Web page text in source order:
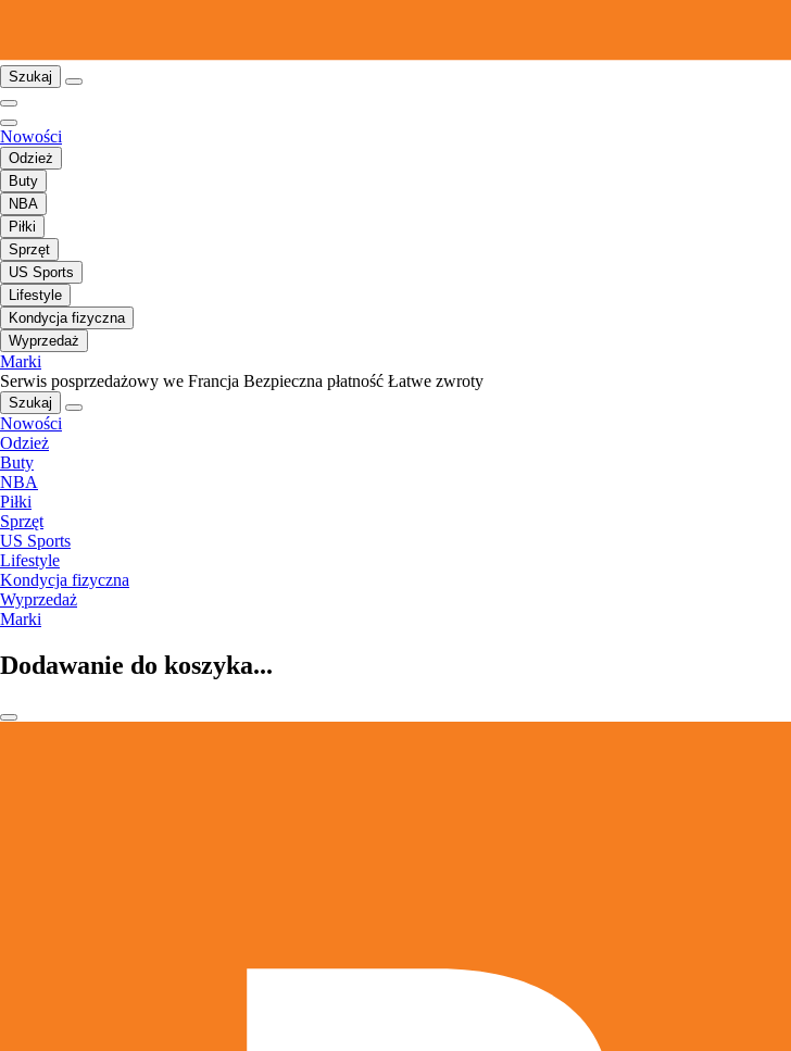
Szukaj
Nowości
Odzież
Buty
NBA
Piłki
Sprzęt
US Sports
Lifestyle
Kondycja fizyczna
Wyprzedaż
Marki
Serwis posprzedażowy we Francja Bezpieczna płatność Łatwe zwroty
Szukaj
Nowości
Odzież
Buty
NBA
Piłki
Sprzęt
US Sports
Lifestyle
Kondycja fizyczna
Wyprzedaż
Marki
Dodawanie do koszyka...